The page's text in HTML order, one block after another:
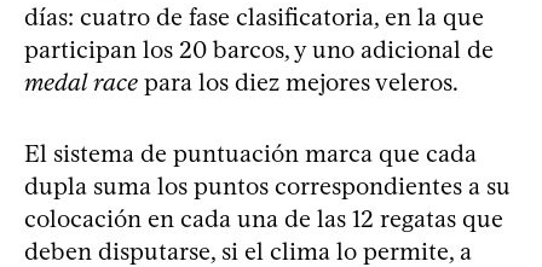
días: cuatro de fase clasificatoria, en la que
participan los 20 barcos, y uno adicional de
medal race para los diez mejores veleros.
El sistema de puntuación marca que cada
dupla suma los puntos correspondientes a su
colocación en cada una de las 12 regatas que
deben disputarse, si el clima lo permite, a